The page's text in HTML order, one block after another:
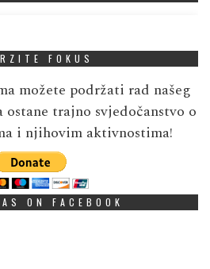
FOKUS
možete podržati rad našeg
trajno svjedočanstvo o
i njihovim aktivnostima!
ON FACEBOOK